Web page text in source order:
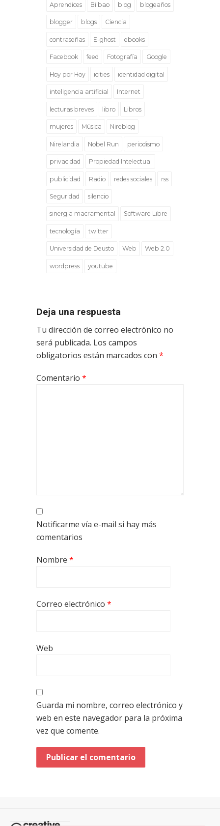
Aprendices Bilbao blog blogeaños
blogger blogs Ciencia
contraseñas E-ghost ebooks
Facebook feed Fotografía Google
Hoy por Hoy icities identidad digital
inteligencia artificial Internet
lecturas breves libro Libros
mujeres Música Nireblog
Nirelandia Nobel Run periodismo
privacidad Propiedad Intelectual
publicidad Radio redes sociales rss
Seguridad silencio
sinergia macramental Software Libre
tecnología twitter
Universidad de Deusto Web Web 2.0
wordpress youtube
Deja una respuesta
Tu dirección de correo electrónico no
será publicada. Los campos
obligatorios están marcados con *
Comentario *
Notificarme vía e-mail si hay más
comentarios
Nombre *
Correo electrónico *
Web
Guarda mi nombre, correo electrónico y
web en este navegador para la próxima
vez que comente.